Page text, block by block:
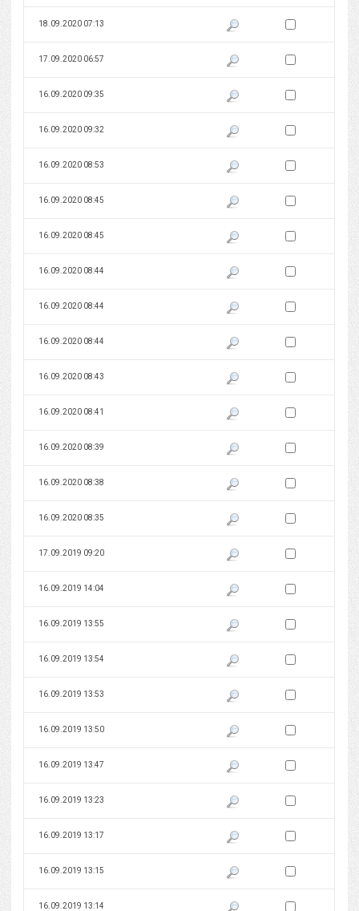
18.09.2020 07:13 Pokaż podgląd wersji z dnia
Zaznacz wersję do
17.09.2020 06:57 Pokaż podgląd wersji z dnia
Zaznacz wersję do
16.09.2020 09:35 Pokaż podgląd wersji z dnia
Zaznacz wersję do
16.09.2020 09:32 Pokaż podgląd wersji z dnia
Zaznacz wersję do
16.09.2020 08:53 Pokaż podgląd wersji z dnia
Zaznacz wersję do
16.09.2020 08:45 Pokaż podgląd wersji z dnia
Zaznacz wersję do
16.09.2020 08:45 Pokaż podgląd wersji z dnia
Zaznacz wersję do
16.09.2020 08:44 Pokaż podgląd wersji z dnia
Zaznacz wersję do
16.09.2020 08:44 Pokaż podgląd wersji z dnia
Zaznacz wersję do
16.09.2020 08:44 Pokaż podgląd wersji z dnia
Zaznacz wersję do
16.09.2020 08:43 Pokaż podgląd wersji z dnia
Zaznacz wersję do
16.09.2020 08:41 Pokaż podgląd wersji z dnia
Zaznacz wersję do
16.09.2020 08:39 Pokaż podgląd wersji z dnia
Zaznacz wersję do
16.09.2020 08:38 Pokaż podgląd wersji z dnia
Zaznacz wersję do
16.09.2020 08:35 Pokaż podgląd wersji z dnia
Zaznacz wersję do
17.09.2019 09:20 Pokaż podgląd wersji z dnia
Zaznacz wersję do
16.09.2019 14:04 Pokaż podgląd wersji z dnia
Zaznacz wersję do
16.09.2019 13:55 Pokaż podgląd wersji z dnia
Zaznacz wersję do
16.09.2019 13:54 Pokaż podgląd wersji z dnia
Zaznacz wersję do
16.09.2019 13:53 Pokaż podgląd wersji z dnia
Zaznacz wersję do
16.09.2019 13:50 Pokaż podgląd wersji z dnia
Zaznacz wersję do
16.09.2019 13:47 Pokaż podgląd wersji z dnia
Zaznacz wersję do
16.09.2019 13:23 Pokaż podgląd wersji z dnia
Zaznacz wersję do
16.09.2019 13:17 Pokaż podgląd wersji z dnia
Zaznacz wersję do
16.09.2019 13:15 Pokaż podgląd wersji z dnia
Zaznacz wersję do
16.09.2019 13:14 Pokaż podgląd wersji z dnia
Zaznacz wersję do